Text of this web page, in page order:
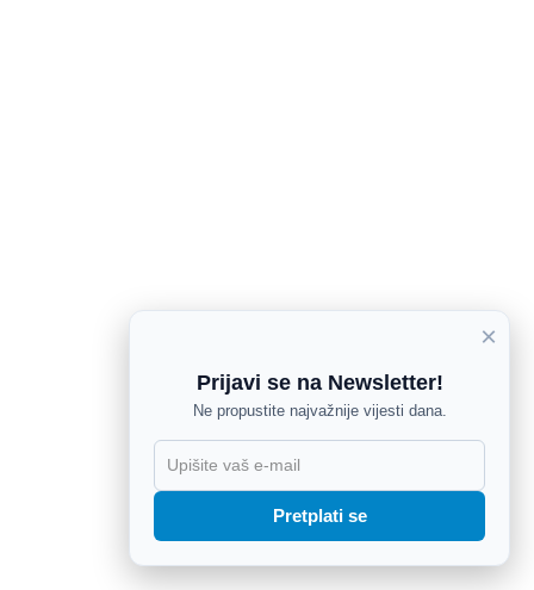
×
Prijavi se na Newsletter!
Ne propustite najvažnije vijesti dana.
Pretplati se